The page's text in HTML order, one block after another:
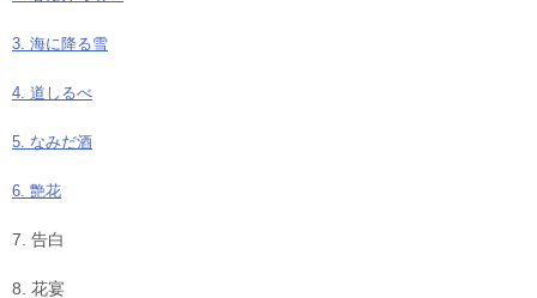
3. 海に降る雪
4. 道しるべ
5. なみだ酒
6. 艶花
7. 告白
8. 花宴